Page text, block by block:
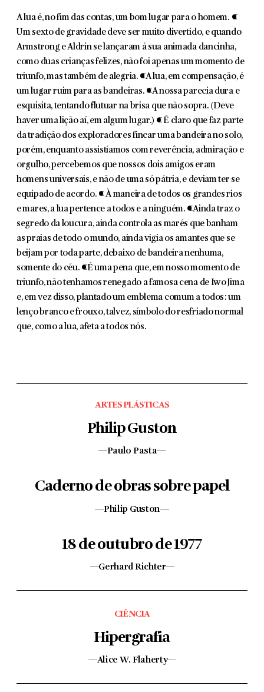
A lua é, no fim das contas, um bom lugar para o homem. ¶
Um sexto de gravidade deve ser muito divertido, e quando
Armstrong e Aldrin se lançaram à sua animada dancinha,
como duas crianças felizes, não foi apenas um momento de
triunfo, mas também de alegria. ¶A lua, em compensação, é
um lugar ruim para as bandeiras. ¶A nossa parecia dura e
esquisita, tentando flutuar na brisa que não sopra. (Deve
haver uma lição aí, em algum lugar.) ¶ É claro que faz parte
da tradição dos exploradores fincar uma bandeira no solo,
porém, enquanto assistíamos com reverência, admiração e
orgulho, percebemos que nossos dois amigos eram
homens universais, e não de uma só pátria, e deviam ter se
equipado de acordo. ¶ À maneira de todos os grandes rios
e mares, a lua pertence a todos e a ninguém. ¶Ainda traz o
segredo da loucura, ainda controla as marés que banham
as praias de todo o mundo, ainda vigia os amantes que se
beijam por toda parte, debaixo de bandeira nenhuma,
somente do céu. ¶É uma pena que, em nosso momento de
triunfo, não tenhamos renegado a famosa cena de Iwo Jima
e, em vez disso, plantado um emblema comum a todos: um
lenço branco e frouxo, talvez, símbolo do resfriado normal
que, como a lua, afeta a todos nós.
ARTES PLÁSTICAS
Philip Guston
—Paulo Pasta—
Caderno de obras sobre papel
—Philip Guston—
18 de outubro de 1977
—Gerhard Richter—
CIÊNCIA
Hipergrafia
—Alice W. Flaherty—